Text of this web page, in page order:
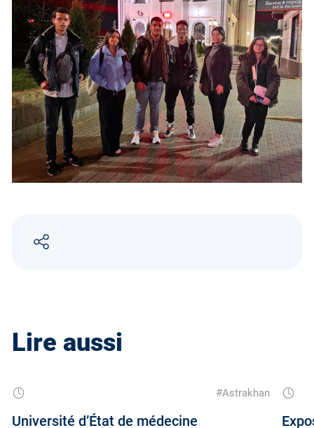
Lire aussi
#Astrakhan
Université d’État de médecine